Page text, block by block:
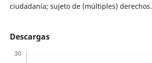
ciudadanía; sujeto de (múltiples) derechos.
Descargas